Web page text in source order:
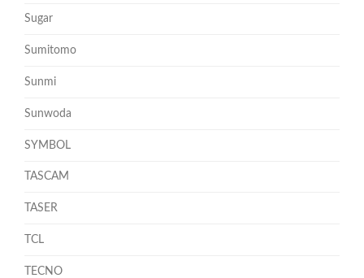
Sugar
Sumitomo
Sunmi
Sunwoda
SYMBOL
TASCAM
TASER
TCL
TECNO